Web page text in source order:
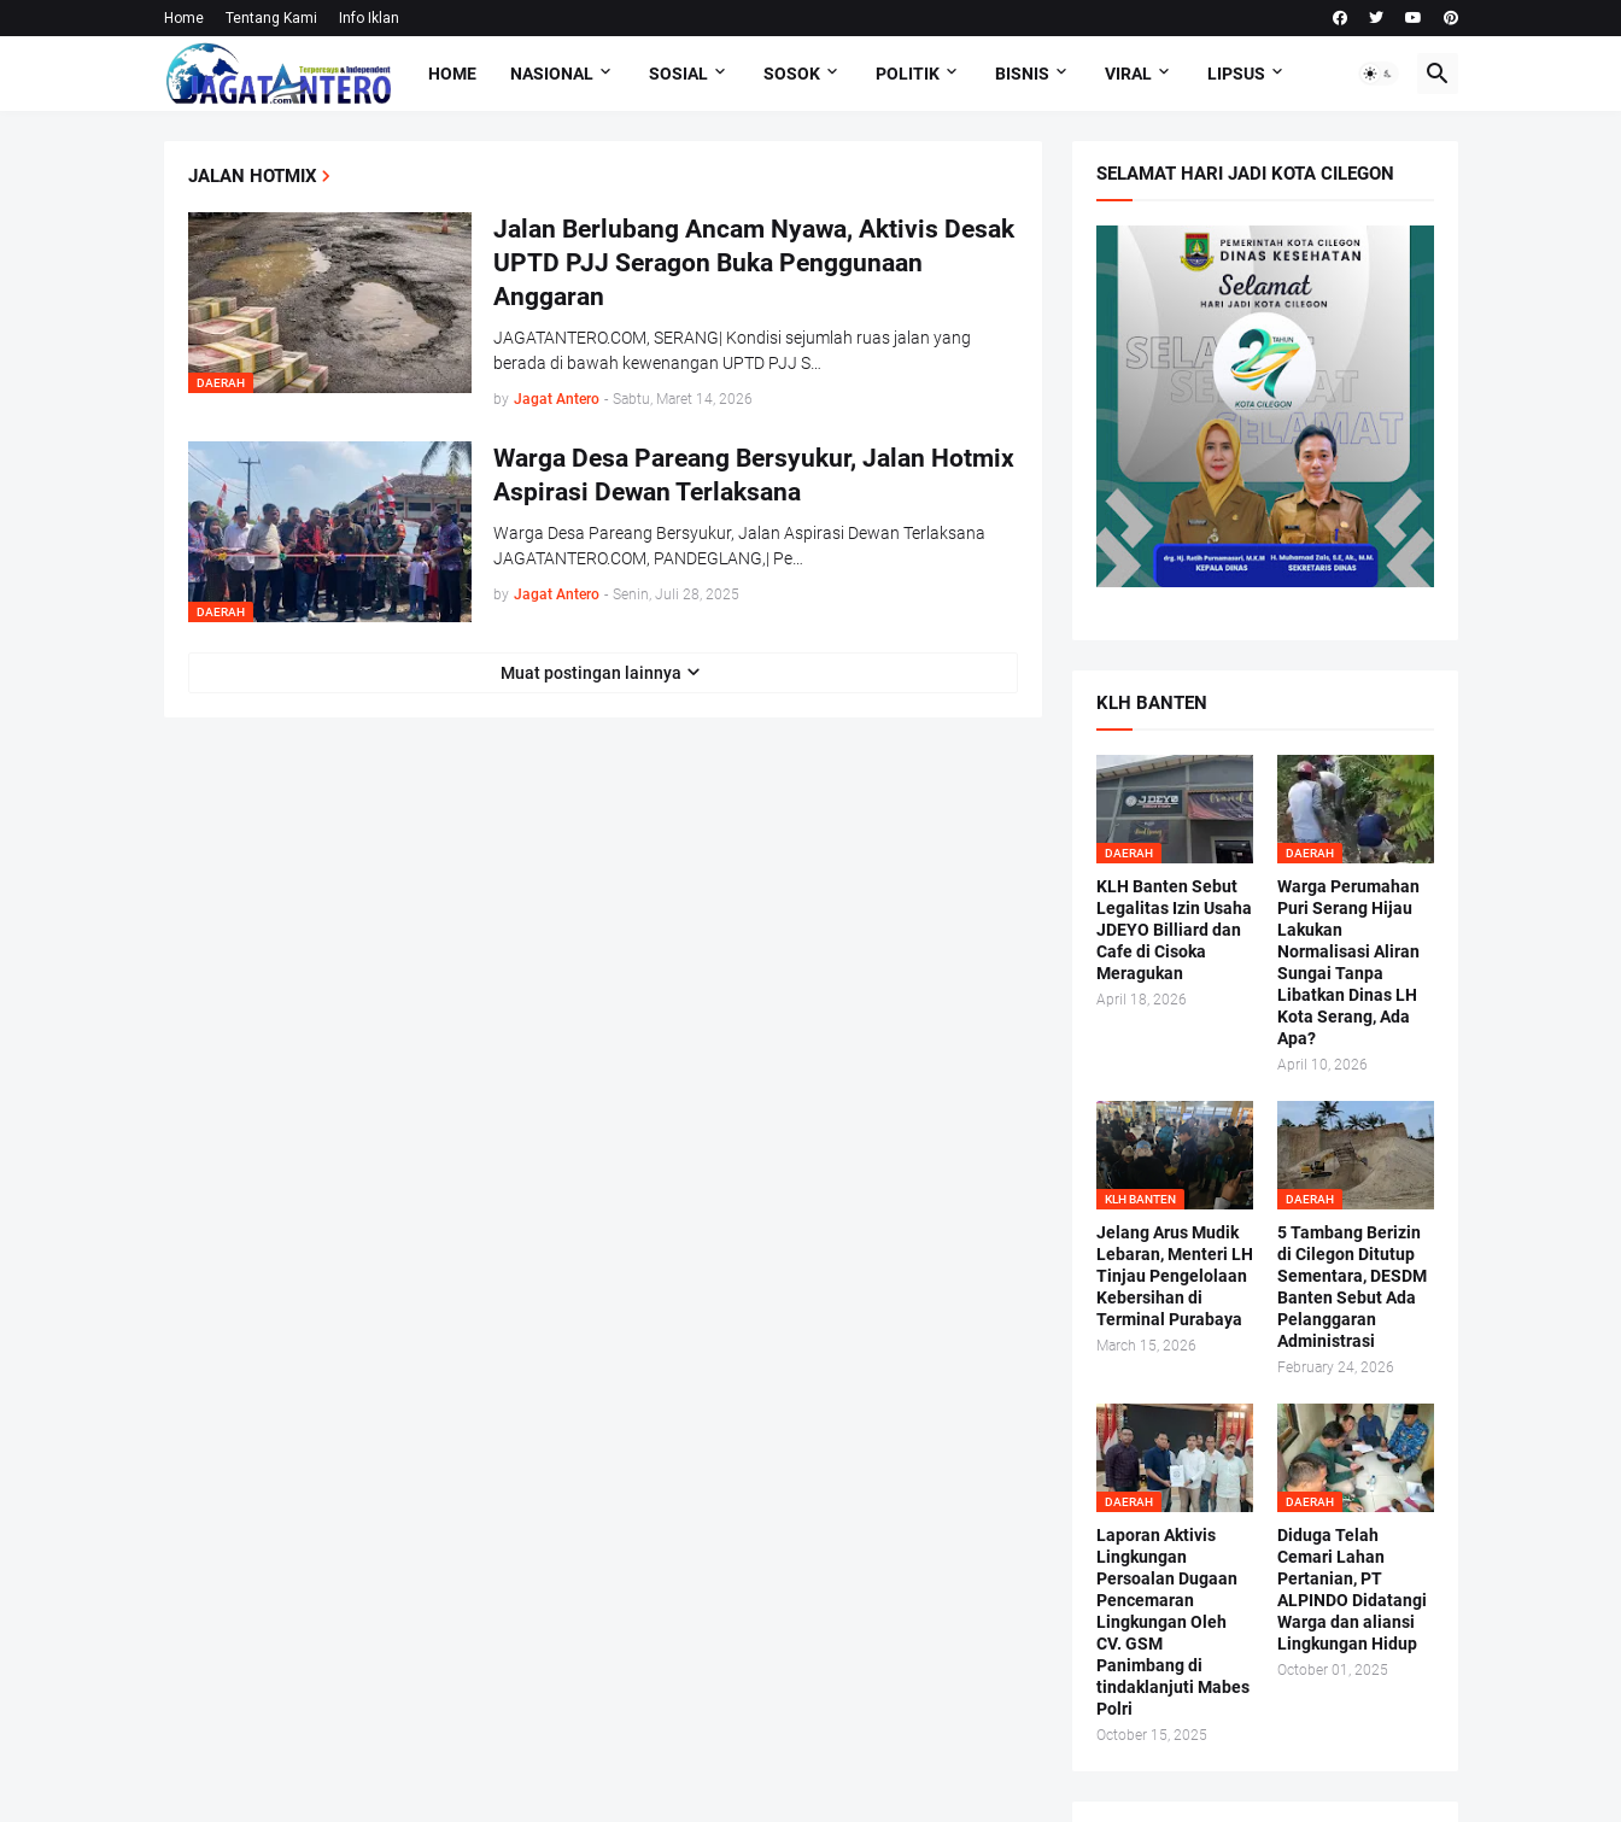
Home Tentang Kami Info Iklan
HOME NASIONAL SOSIAL SOSOK POLITIK BISNIS VIRAL LIPSUS
JALAN HOTMIX
DAERAH
Jalan Berlubang Ancam Nyawa, Aktivis Desak
UPTD PJJ Seragon Buka Penggunaan
Anggaran
JAGATANTERO.COM, SERANG| Kondisi sejumlah ruas jalan yang
berada di bawah kewenangan UPTD PJJ S…
by Jagat Antero - Sabtu, Maret 14, 2026
DAERAH
Warga Desa Pareang Bersyukur, Jalan Hotmix
Aspirasi Dewan Terlaksana
Warga Desa Pareang Bersyukur, Jalan Aspirasi Dewan Terlaksana
JAGATANTERO.COM, PANDEGLANG,| Pe…
by Jagat Antero - Senin, Juli 28, 2025
Muat postingan lainnya
SELAMAT HARI JADI KOTA CILEGON
KLH BANTEN
DAERAH
KLH Banten Sebut
Legalitas Izin Usaha
JDEYO Billiard dan
Cafe di Cisoka
Meragukan
April 18, 2026
DAERAH
Warga Perumahan
Puri Serang Hijau
Lakukan
Normalisasi Aliran
Sungai Tanpa
Libatkan Dinas LH
Kota Serang, Ada
Apa?
April 10, 2026
KLH BANTEN
Jelang Arus Mudik
Lebaran, Menteri LH
Tinjau Pengelolaan
Kebersihan di
Terminal Purabaya
March 15, 2026
DAERAH
5 Tambang Berizin
di Cilegon Ditutup
Sementara, DESDM
Banten Sebut Ada
Pelanggaran
Administrasi
February 24, 2026
DAERAH
Laporan Aktivis
Lingkungan
Persoalan Dugaan
Pencemaran
Lingkungan Oleh
CV. GSM
Panimbang di
tindaklanjuti Mabes
Polri
October 15, 2025
DAERAH
Diduga Telah
Cemari Lahan
Pertanian, PT
ALPINDO Didatangi
Warga dan aliansi
Lingkungan Hidup
October 01, 2025